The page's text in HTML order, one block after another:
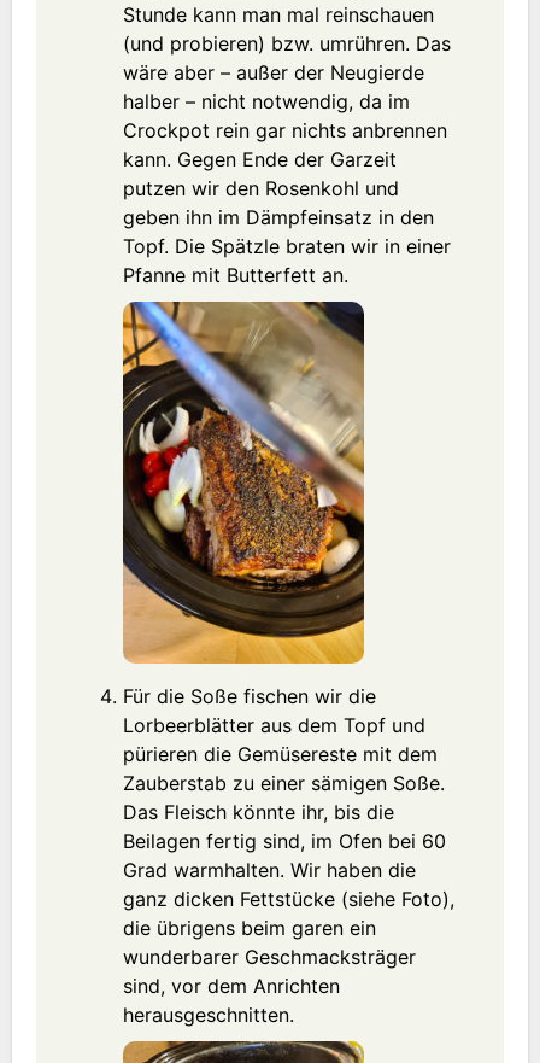
Stunde kann man mal reinschauen
(und probieren) bzw. umrühren. Das
wäre aber – außer der Neugierde
halber – nicht notwendig, da im
Crockpot rein gar nichts anbrennen
kann. Gegen Ende der Garzeit
putzen wir den Rosenkohl und
geben ihn im Dämpfeinsatz in den
Topf. Die Spätzle braten wir in einer
Pfanne mit Butterfett an.
Für die Soße fischen wir die
Lorbeerblätter aus dem Topf und
pürieren die Gemüsereste mit dem
Zauberstab zu einer sämigen Soße.
Das Fleisch könnte ihr, bis die
Beilagen fertig sind, im Ofen bei 60
Grad warmhalten. Wir haben die
ganz dicken Fettstücke (siehe Foto),
die übrigens beim garen ein
wunderbarer Geschmacksträger
sind, vor dem Anrichten
herausgeschnitten.